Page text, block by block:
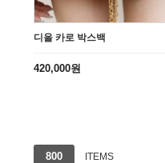
디올 카로 박스백
420,000원
800 ITEMS